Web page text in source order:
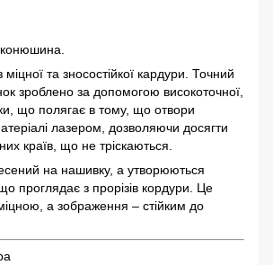
та зносостійкої кардури. Точний
зроблено за допомогою високоточної,
що полягає в тому, що отвори
лазером, дозволяючи досягти
країв, що не тріскаються.
на нашивку, а утворюються
проглядає з прорізів кордури. Це
а зображення – стійким до